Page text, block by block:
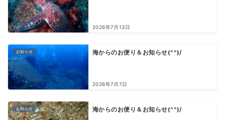
2026年7月13日
お知らせ 海からのお便り＆お知らせ(^^)/
2026年7月7日
お知らせ 海からのお便り＆お知らせ(^^)/